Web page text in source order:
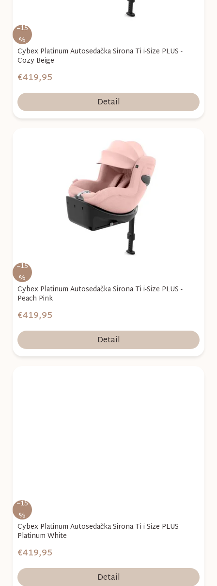
–15
%
Cybex Platinum Autosedačka Sirona Ti i-Size PLUS -
Cozy Beige
€419,95
Detail
–15
%
Cybex Platinum Autosedačka Sirona Ti i-Size PLUS -
Peach Pink
€419,95
Detail
–15
%
Cybex Platinum Autosedačka Sirona Ti i-Size PLUS -
Platinum White
€419,95
Detail